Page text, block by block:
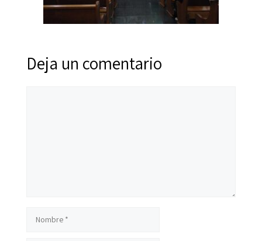
Deja un comentario